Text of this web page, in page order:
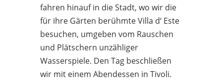
fahren hinauf in die Stadt, wo wir die
für ihre Gärten berühmte Villa d‘ Este
besuchen, umgeben vom Rauschen
und Plätschern unzähliger
Wasserspiele. Den Tag beschließen
wir mit einem Abendessen in Tivoli.